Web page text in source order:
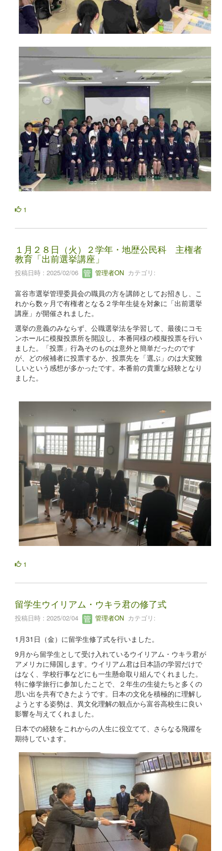
1
１月２８日（火）２学年・地歴公民科 主権者
教育「出前選挙講座」
投稿日時 : 2025/02/06 管理者ON カテゴリ:
富谷市選挙管理委員会の職員の方を講師としてお招きし、こ
れから数ヶ月で有権者となる２学年生徒を対象に「出前選挙
講座」が開催されました。
選挙の意義のみならず、公職選挙法を学習して、最後にコモ
ンホールに模擬投票所を開設し、本番同様の模擬投票を行い
ました。「投票」行為そのものは意外と簡単だったのです
が、どの候補者に投票するか、投票先を「選ぶ」のは大変難
しいという感想が多かったです。本番前の貴重な経験となり
ました。
1
留学生ウイリアム・ウキラ君の修了式
投稿日時 : 2025/02/04 管理者ON カテゴリ:
1月31日（金）に留学生修了式を行いました。
9月から留学生として受け入れているウイリアム・ウキラ君が
アメリカに帰国します。ウイリアム君は日本語の学習だけで
はなく、学校行事などにも一生懸命取り組んでくれました。
特に修学旅行に参加したことで、２年生の生徒たちと多くの
思い出を共有できたようです。日本の文化を積極的に理解し
ようとする姿勢は、異文化理解の観点から富谷高校生に良い
影響を与えてくれました。
日本での経験をこれからの人生に役立てて、さらなる飛躍を
期待しています。